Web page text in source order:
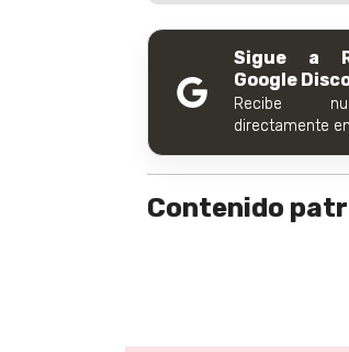
Sigue a
Google
Recibe
directamente
Contenido